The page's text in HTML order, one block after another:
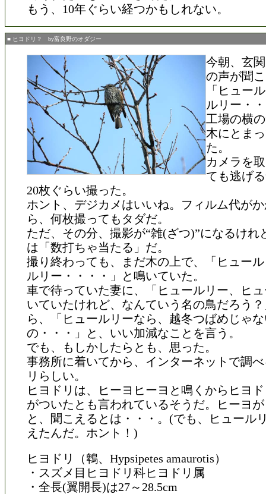
もう、10年ぐらい経つかもしれない。
■ ヒヨドリ？ by富良野のオダジー
今朝、玄
の声が聞
「ヒュー
ルリー・
工場の横
木にとま
た。
カメラを
ても逃げ
20枚ぐらい撮った。
ホント、デジカメはいいね。フィルム代が
ら、何枚撮ってもタダだ。
ただ、その分、撮影が“雑(ざつ)”になるけれ
は「数打ちゃ当たる」だ。
撮り終わっても、まだ木の上で、「ヒュー
ルリー・・・・」と鳴いていた。
車で待っていた妻に、「ヒュールリー、ヒ
いていたけれど、なんていう名の鳥だろう
ら、「ヒュールリーなら、越冬つばめじゃ
の・・・」と、いい加減なことを言う。
でも、もしかしたらとも、思った。
事務所に着いてから、インターネットで調
リらしい。
ヒヨドリは、ヒーヨヒーヨと鳴くからヒヨ
がついたとも言われているそうだ。ヒーヨ
と、聞こえるとは・・・。(でも、ヒュール
えたんだ。ホント！)
ヒヨドリ（鵯、Hypsipetes amaurotis）
・スズメ目ヒヨドリ科ヒヨドリ属
・全長(翼開長)は27～28.5cm